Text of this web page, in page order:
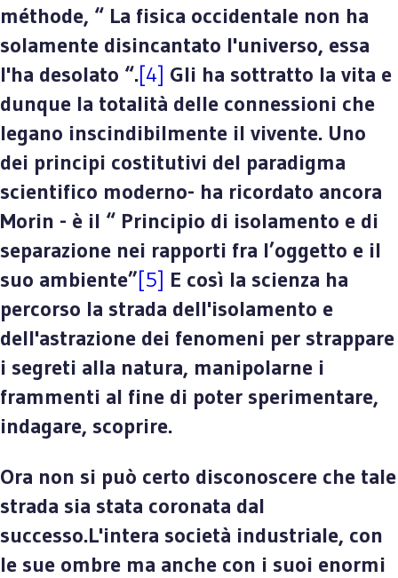
méthode, “ La fisica occidentale non ha
solamente disincantato l'universo, essa
l'ha desolato “.[4] Gli ha sottratto la vita e
dunque la totalità delle connessioni che
legano inscindibilmente il vivente. Uno
dei principi costitutivi del paradigma
scientifico moderno- ha ricordato ancora
Morin - è il “ Principio di isolamento e di
separazione nei rapporti fra l’oggetto e il
suo ambiente”[5] E così la scienza ha
percorso la strada dell'isolamento e
dell'astrazione dei fenomeni per strappare
i segreti alla natura, manipolarne i
frammenti al fine di poter sperimentare,
indagare, scoprire.
Ora non si può certo disconoscere che tale
strada sia stata coronata dal
successo.L'intera società industriale, con
le sue ombre ma anche con i suoi enormi